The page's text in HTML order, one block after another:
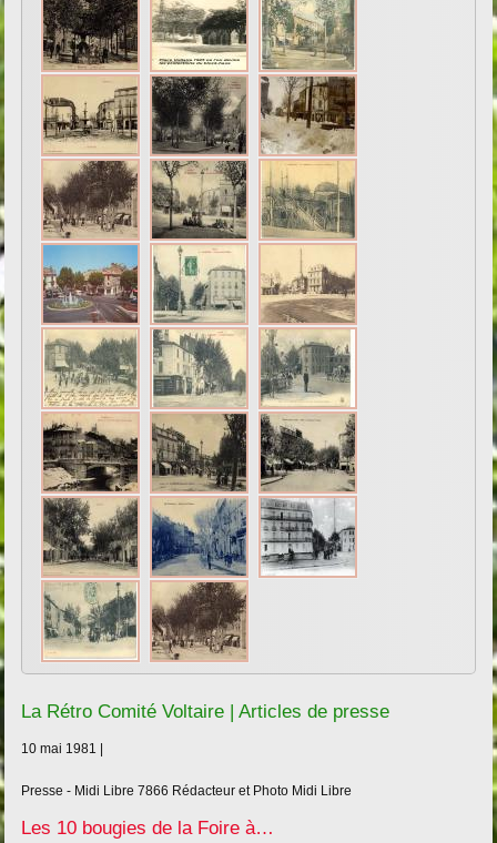
La Rétro Comité Voltaire | Articles de presse
10 mai 1981 |
Presse - Midi Libre 7866 Rédacteur et Photo Midi Libre
Les 10 bougies de la Foire à…